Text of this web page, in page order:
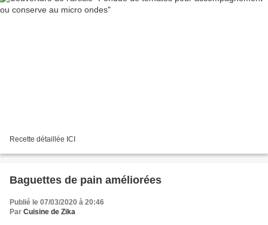
Recette détaillée ICI
Baguettes de pain améliorées
Publié le 07/03/2020 à 20:46
Par Cuisine de Zika